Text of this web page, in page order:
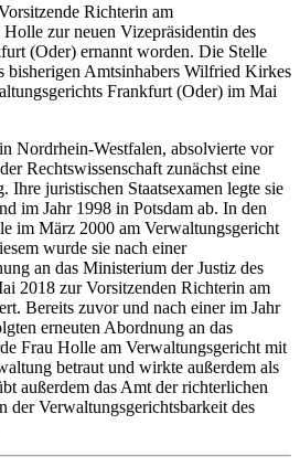
Richterin am
zur neuen Vizepräsidentin des
(Oder) ernannt worden. Die Stelle
bisherigen Amtsinhabers Wilfried Kirkes
Frankfurt (Oder) im Mai
Nordrhein-Westfalen, absolvierte vor
Rechtswissenschaft zunächst eine
Ihre juristischen Staatsexamen legte sie
im Jahr 1998 in Potsdam ab. In den
im März 2000 am Verwaltungsgericht
wurde sie nach einer
an das Ministerium der Justiz des
2018 zur Vorsitzenden Richterin am
Bereits zuvor und nach einer im Jahr
erneuten Abordnung an das
Frau Holle am Verwaltungsgericht mit
betraut und wirkte außerdem als
außerdem das Amt der richterlichen
der Verwaltungsgerichtsbarkeit des